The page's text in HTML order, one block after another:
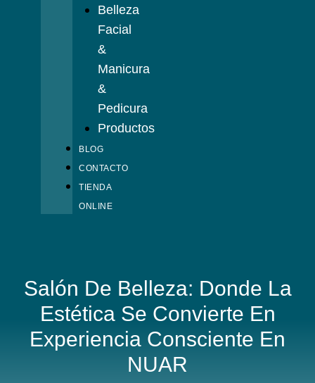
Belleza
Facial
&
Manicura
&
Pedicura
Productos
BLOG
CONTACTO
TIENDA
ONLINE
Salón De Belleza: Donde La
Estética Se Convierte En
Experiencia Consciente En
NUAR